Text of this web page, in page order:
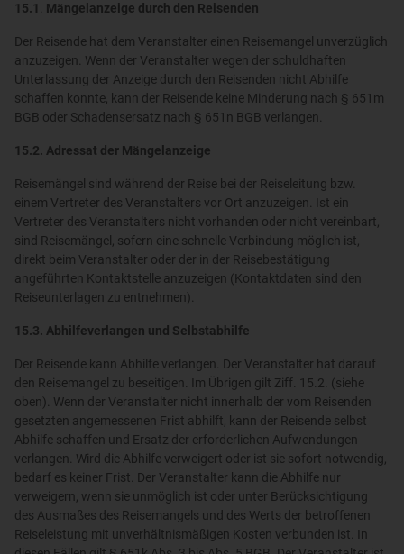
15.1 Mängelanzeige durch den Reisenden
Der Reisende hat dem Veranstalter einen Reisemangel unverzüglich
anzuzeigen. Wenn der Veranstalter wegen der schuldhaften
Unterlassung der Anzeige durch den Reisenden nicht Abhilfe
schaffen konnte, kann der Reisende keine Minderung nach § 651m
BGB oder Schadensersatz nach § 651n BGB verlangen.
15.2. Adressat der Mängelanzeige
Reisemängel sind während der Reise bei der Reiseleitung bzw.
einem Vertreter des Veranstalters vor Ort anzuzeigen. Ist ein
Vertreter des Veranstalters nicht vorhanden oder nicht vereinbart,
sind Reisemängel, sofern eine schnelle Verbindung möglich ist,
direkt beim Veranstalter oder der in der Reisebestätigung
angeführten Kontaktstelle anzuzeigen (Kontaktdaten sind den
Reiseunterlagen zu entnehmen).
15.3. Abhilfeverlangen und Selbstabhilfe
Der Reisende kann Abhilfe verlangen. Der Veranstalter hat darauf
den Reisemangel zu beseitigen. Im Übrigen gilt Ziff. 15.2. (siehe
oben). Wenn der Veranstalter nicht innerhalb der vom Reisenden
gesetzten angemessenen Frist abhilft, kann der Reisende selbst
Abhilfe schaffen und Ersatz der erforderlichen Aufwendungen
verlangen. Wird die Abhilfe verweigert oder ist sie sofort notwendig,
bedarf es keiner Frist. Der Veranstalter kann die Abhilfe nur
verweigern, wenn sie unmöglich ist oder unter Berücksichtigung
des Ausmaßes des Reisemangels und des Werts der betroffenen
Reiseleistung mit unverhältnismäßigen Kosten verbunden ist. In